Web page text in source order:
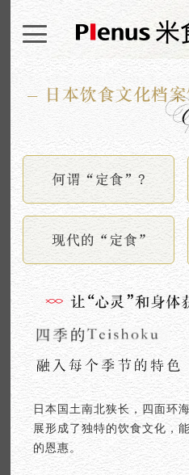
日本国土南北狭长，四面环
展形成了独特的饮食文化，
的恩惠。